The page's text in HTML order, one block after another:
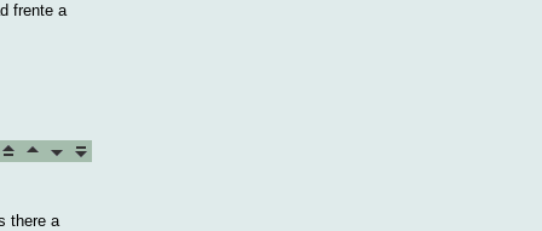
frente a
there a